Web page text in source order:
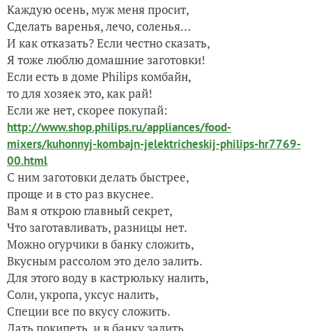
Каждую осень, муж меня просит,
Сделать варенья, лечо, соленья…
И как отказать? Если честно сказать,
Я тоже люблю домашние заготовки!
Если есть в доме Philips комбайн,
то для хозяек это, как рай!
Если же нет, скорее покупай:
http://www.shop.philips.ru/appliances/food-
mixers/kuhonnyj-kombajn-jelektricheskij-philips-hr7769-
00.html
С ним заготовки делать быстрее,
проще и в сто раз вкуснее.
Вам я открою главный секрет,
Что заготавливать, разницы нет.
Можно огурчики в банку сложить,
Вкусным рассолом это дело залить.
Для этого воду в кастрюльку налить,
Соли, укропа, уксус налить,
Специи все по вкусу сложить.
Дать покипеть, и в банку залить.